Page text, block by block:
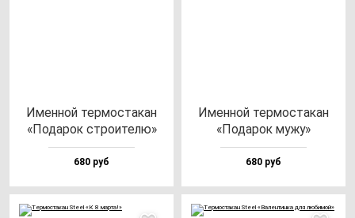
Имен­ной тер­мос­та­кан
«Пода­рок стро­ите­лю»
680 руб
Имен­ной тер­мос­та­кан
«Пода­рок му­жу»
680 руб